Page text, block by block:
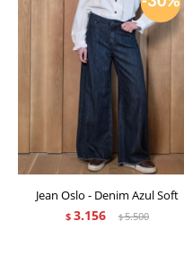
Jean Oslo - Denim Azul Soft
$ 3.156 $5.500